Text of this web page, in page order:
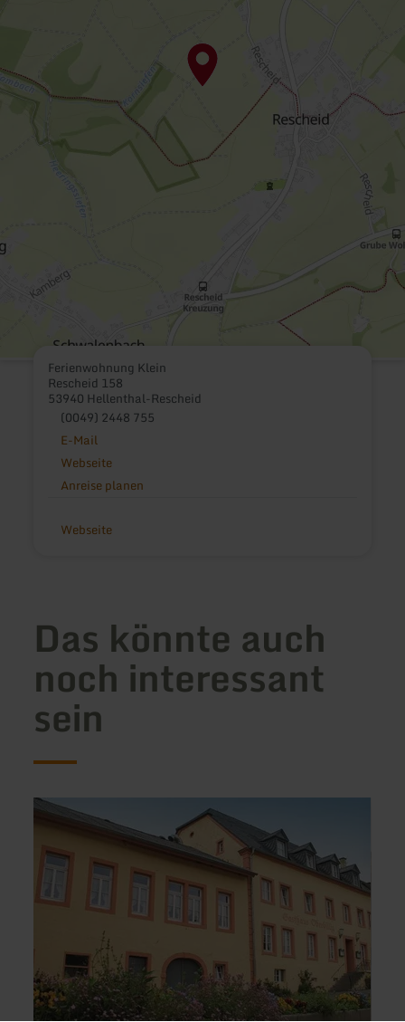
Ferienwohnung Klein
Rescheid 158
53940 Hellenthal-Rescheid
(0049) 2448 755
E-Mail
Webseite
Anreise planen
Webseite
Das könnte auch
noch interessant
sein
mehr
erfahren
Landgasthaus
Oberbillig